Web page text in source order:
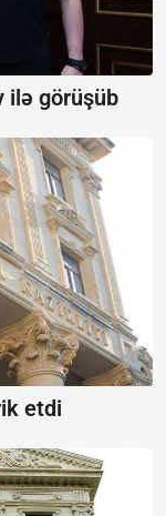
ilə görüşüb
etdi